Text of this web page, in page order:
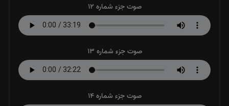
صوت جزء شماره 12
صوت جزء شماره 13
صوت جزء شماره 14